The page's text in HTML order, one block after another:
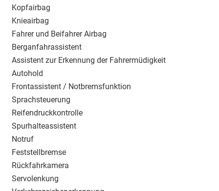
Kopfairbag
Knieairbag
Fahrer und Beifahrer Airbag
Berganfahrassistent
Assistent zur Erkennung der Fahrermüdigkeit
Autohold
Frontassistent / Notbremsfunktion
Sprachsteuerung
Reifendruckkontrolle
Spurhalteassistent
Notruf
Feststellbremse
Rückfahrkamera
Servolenkung